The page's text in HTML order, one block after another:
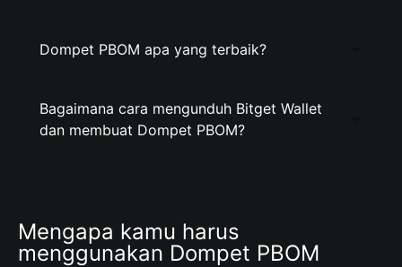
Dompet PBOM apa yang terbaik?
Bagaimana cara mengunduh Bitget Wallet
dan membuat Dompet PBOM?
Mengapa kamu harus
menggunakan Dompet PBOM